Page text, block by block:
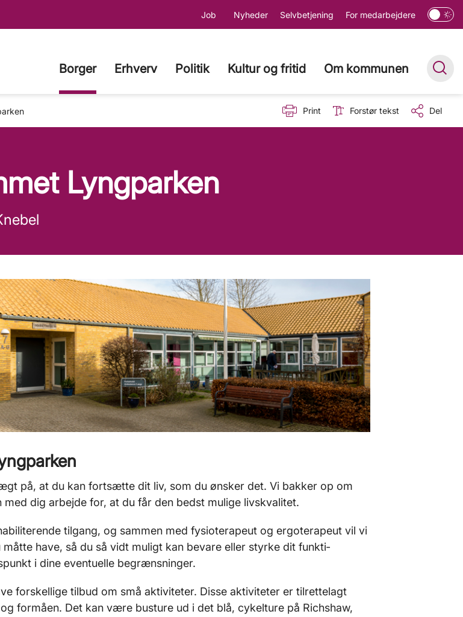
Job Nyheder Selvbetjening For medarbejdere
Borger Erhverv Politik Kultur og fritid Om kommunen
Print Forstør tekst Del
Lyngparken
på, at du kan fortsætte dit liv, som du ønsker det. Vi bakker op om
med dig arbejde for, at du får den bedst mulige livskvalitet.
tilgang, og sammen med fysioterapeut og ergoterapeut vil vi
have, så du så vidt muligt kan bevare eller styrke dit funkti­
i dine eventuelle begrænsninger.
forskellige tilbud om små aktivi­teter. Disse aktiviteter er tilrettelagt
formåen. Det kan være busture ud i det blå, cykelture på Richshaw,